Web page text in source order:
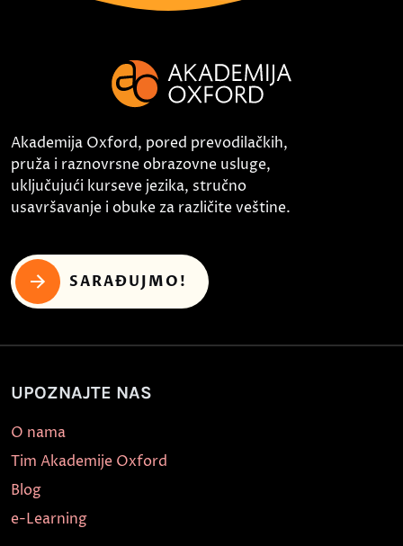
Akademija Oxford, pored prevodilačkih,
pruža i raznovrsne obrazovne usluge,
uključujući kurseve jezika, stručno
usavršavanje i obuke za različite veštine.
SARAĐUJMO!
UPOZNAJTE NAS
O nama
Tim Akademije Oxford
Blog
e-Learning